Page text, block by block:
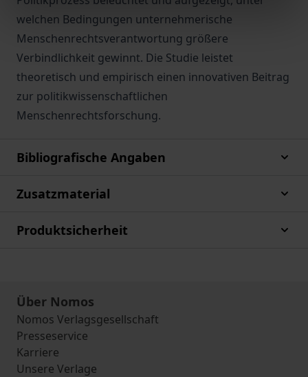
welchen Bedingungen unternehmerische
Menschenrechtsverantwortung größere
Verbindlichkeit gewinnt. Die Studie leistet
theoretisch und empirisch einen innovativen Beitrag
zur politikwissenschaftlichen
Menschenrechtsforschung.
Bibliografische Angaben
Zusatzmaterial
Produktsicherheit
Über Nomos
Nomos Verlagsgesellschaft
Presseservice
Karriere
Unsere Verlage